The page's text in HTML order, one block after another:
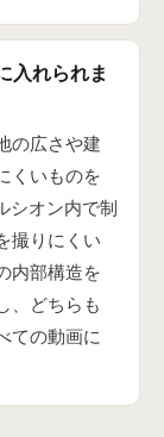
入れられま
の広さや建
くいものを
シオン内で制
撮りにくい
内部構造を
、どちらも
ての動画に